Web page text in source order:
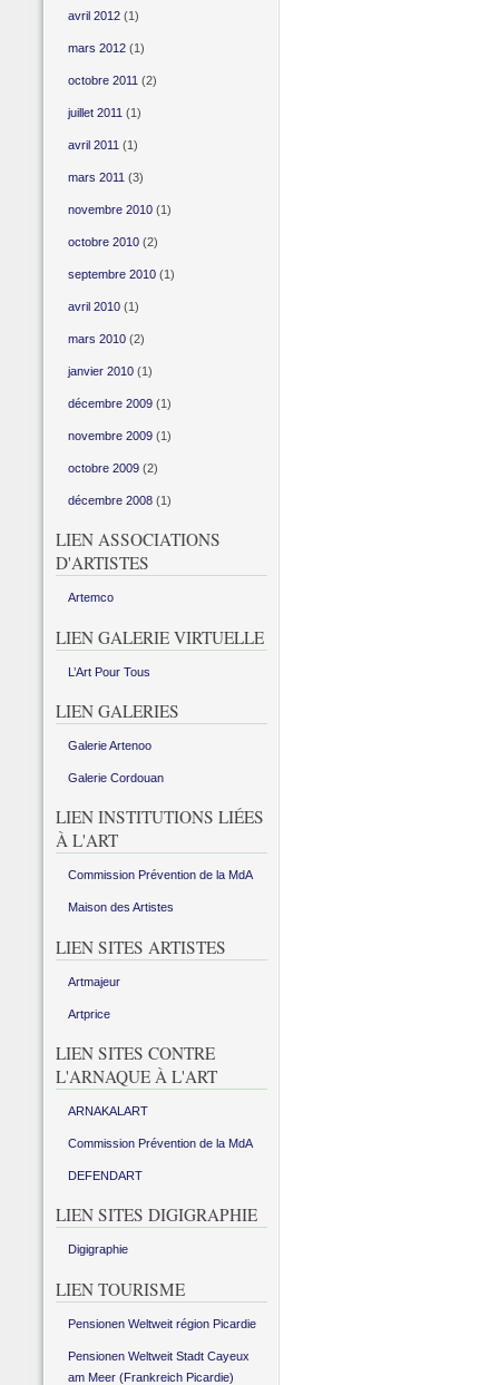
avril 2012(1)
mars 2012(1)
octobre 2011 (2)
juillet 2011 (1)
avril 2011 (1)
mars 2011 (3)
novembre 2010(1)
octobre 2010(2)
septembre 2010(1)
avril 2010(1)
mars 2010(2)
janvier 2010(1)
décembre 2009(1)
novembre 2009(1)
octobre 2009(2)
décembre 2008(1)
LIEN ASSOCIATIONS
D'ARTISTES
Artemco
LIEN GALERIE VIRTUELLE
L’Art Pour Tous
LIEN GALERIES
Galerie Artenoo
Galerie Cordouan
LIEN INSTITUTIONS LIÉES
À L'ART
Commission Prévention de la MdA
Maison des Artistes
LIEN SITES ARTISTES
Artmajeur
Artprice
LIEN SITES CONTRE
L'ARNAQUE À L'ART
ARNAKALART
Commission Prévention de la MdA
DEFENDART
LIEN SITES DIGIGRAPHIE
Digigraphie
LIEN TOURISME
Pensionen Weltweit région Picardie
Pensionen Weltweit Stadt Cayeux
am Meer (Frankreich Picardie)